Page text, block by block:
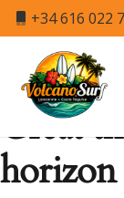
+34 616 022
Great
horizon